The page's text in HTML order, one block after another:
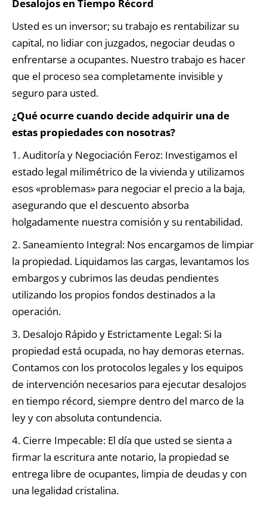
Desalojos en Tiempo Récord
Usted es un inversor; su trabajo es rentabilizar su
capital, no lidiar con juzgados, negociar deudas o
enfrentarse a ocupantes. Nuestro trabajo es hacer
que el proceso sea completamente invisible y
seguro para usted.
¿Qué ocurre cuando decide adquirir una de
estas propiedades con nosotras?
1. Auditoría y Negociación Feroz: Investigamos el
estado legal milimétrico de la vivienda y utilizamos
esos «problemas» para negociar el precio a la baja,
asegurando que el descuento absorba
holgadamente nuestra comisión y su rentabilidad.
2. Saneamiento Integral: Nos encargamos de limpiar
la propiedad. Liquidamos las cargas, levantamos los
embargos y cubrimos las deudas pendientes
utilizando los propios fondos destinados a la
operación.
3. Desalojo Rápido y Estrictamente Legal: Si la
propiedad está ocupada, no hay demoras eternas.
Contamos con los protocolos legales y los equipos
de intervención necesarios para ejecutar desalojos
en tiempo récord, siempre dentro del marco de la
ley y con absoluta contundencia.
4. Cierre Impecable: El día que usted se sienta a
firmar la escritura ante notario, la propiedad se
entrega libre de ocupantes, limpia de deudas y con
una legalidad cristalina.